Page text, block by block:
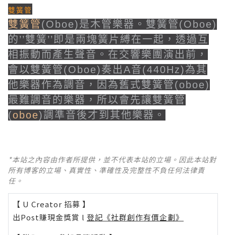
雙簧管
雙簧管(Oboe)是木管樂器。雙簧管(Oboe)
的’’雙簧’’即是兩塊簧片縛在一起，透過互
相振動而產生聲音。在交響樂團演出前，
會以雙簧管(Oboe)奏出A音(440Hz)為其
他樂器作為調音，因為舊式雙簧管(oboe)
最難調音的樂器，所以會先讓雙簧管
(oboe)調準音後才到其他樂器。
*本站之內容由作者所提供，並不代表本站的立場。因此本站對
所有博客的立場、真實性、準確性及完整性不負任何法律責
任。
【 U Creator 招募 】
出Post賺現金獎賞 l 登記《社群創作有價企劃》